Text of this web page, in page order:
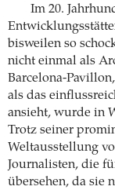
Im 20.
bisweilen so
nicht einmal als
Barcelona-
als das
ansieht, wurde in
Trotz seiner
Weltausstellung
Journalisten, die
übersehen, da sie